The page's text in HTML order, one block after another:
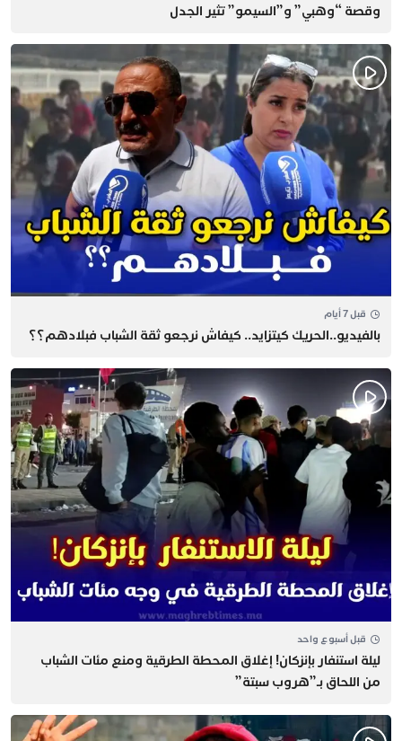
وقصة “وهبي” و”السيمو” تثير الجدل
قبل 7 أيام
بالفيديو..الحريك كيتزايد.. كيفاش نرجعو ثقة الشباب فبلادهم؟؟
قبل أسبوع واحد
​ليلة استنفار بإنزكان! إغلاق المحطة الطرقية ومنع مئات الشباب
من اللحاق بـ”هروب سبتة”